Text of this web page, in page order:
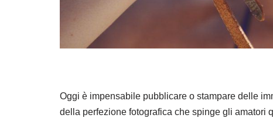
Oggi è impensabile pubblicare o stampare delle
della perfezione fotografica che spinge gli amatori